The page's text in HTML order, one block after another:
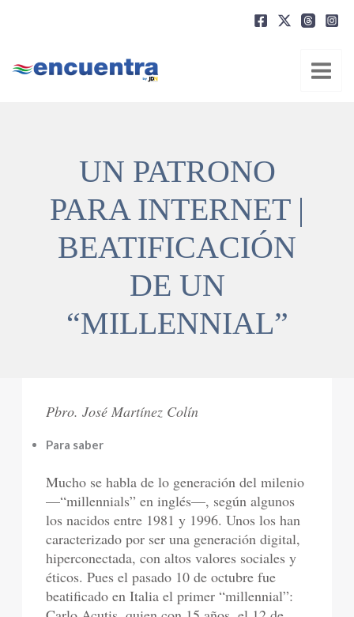
UN PATRONO
PARA INTERNET |
BEATIFICACIÓN
DE UN
“MILLENNIAL”
Pbro. José Martínez Colín
Para saber
Mucho se habla de lo generación del milenio
—“millennials” en inglés—, según algunos
los nacidos entre 1981 y 1996. Unos los han
caracterizado por ser una generación digital,
hiperconectada, con altos valores sociales y
éticos. Pues el pasado 10 de octubre fue
beatificado en Italia el primer “millennial”: